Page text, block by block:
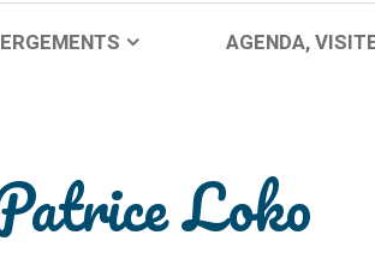
AGENDA,
Loko